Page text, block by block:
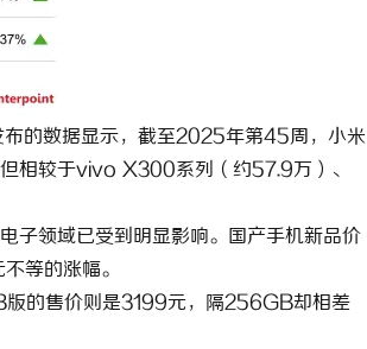
的数据显示，截至2025年第45周，小米
相较于vivo X300系列（约57.9万）、
子领域已受到明显影响。国产手机新品价
等的涨幅。
的售价则是3199元，隔256GB却相差